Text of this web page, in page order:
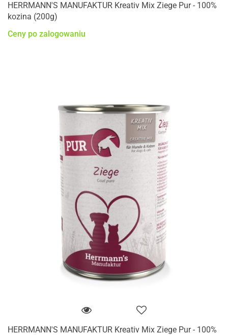
HERRMANN'S MANUFAKTUR Kreativ Mix Ziege Pur - 100%
kozina (200g)
Ceny po zalogowaniu
HERRMANN'S MANUFAKTUR Kreativ Mix Ziege Pur - 100%